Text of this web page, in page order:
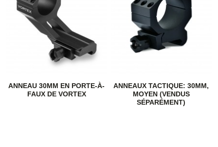
ANNEAU 30MM EN PORTE-À-
FAUX DE VORTEX
ANNEAUX TACTIQUE: 30MM,
MOYEN (VENDUS
SÉPARÉMENT)